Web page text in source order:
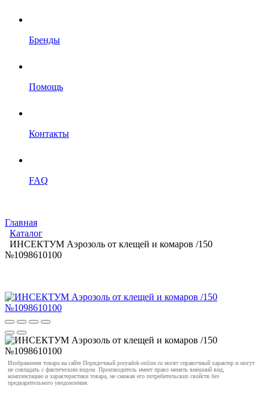
Бренды
Помощь
Контакты
FAQ
Главная
Каталог
ИНСЕКТУМ Аэрозоль от клещей и комаров /150
№1098610100
Изображения товара на сайте Порядочный poryadok-online.ru носят справочный характер и могут
не совпадать с фактическим видом. Производитель имеет право менять внешний вид,
комплектацию и характеристики товара, не снижая его потребительских свойств без
предварительного уведомления.